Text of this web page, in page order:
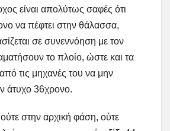
είναι απολύτως σαφές ότι
να πέφτει στην θάλασσα,
σε συνεννόηση με τον
το πλοίο, ώστε και τα
τις μηχανές του να μην
άτυχο 36χρονο.
ούτε στην αρχική φάση, ούτε